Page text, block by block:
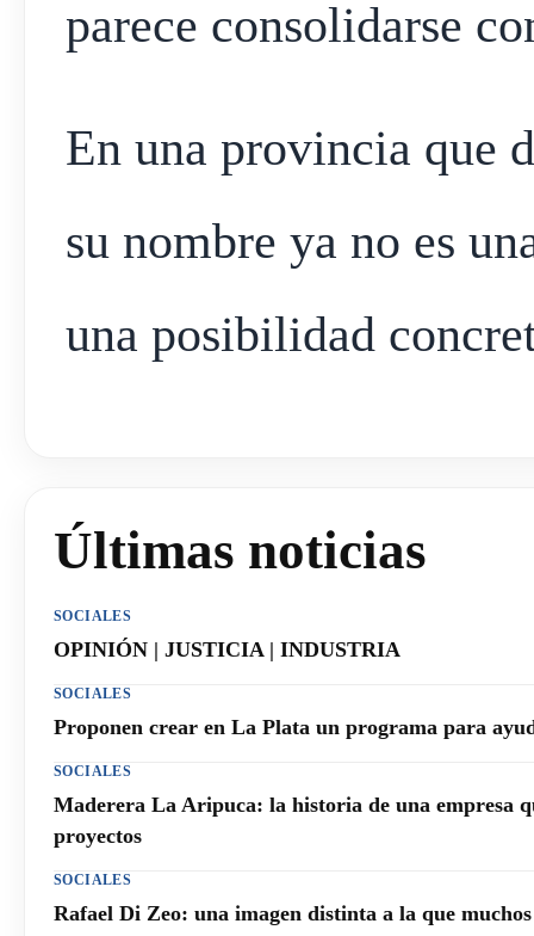
parece consolidarse
En una provincia que
su nombre ya no es
una posibilidad
Últimas noticias
SOCIALES
OPINIÓN | JUSTICIA | INDUSTRIA
SOCIALES
Proponen crear en La Plata un programa para
SOCIALES
Maderera La Aripuca: la historia de una empresa
proyectos
SOCIALES
Rafael Di Zeo: una imagen distinta a la que